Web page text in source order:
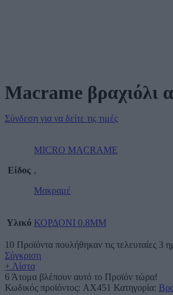
Macrame βραχιόλι
Σύνδεση για να δείτε τις τιμές
Είδος
MICRO MACRAME
,
Μακραμέ
Υλικό ΚΟΡΔΟΝΙ 0.8MM
10 Προϊόντα πουλήθηκαν τις τελευταίες 3
Σύγκριση
+ Λίστα
6 Άτομα βλέπουν αυτό το Προϊόν τώρα!
Κωδικός προϊόντος: AX451 Κατηγορία: